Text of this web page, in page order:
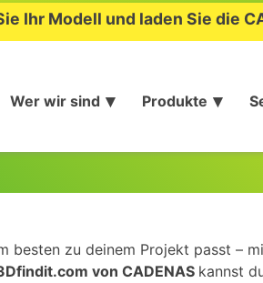
Ihr Modell und laden Sie die
Wer wir sind Produkte
besten zu deinem Projekt passt –
von CADENAS kannst